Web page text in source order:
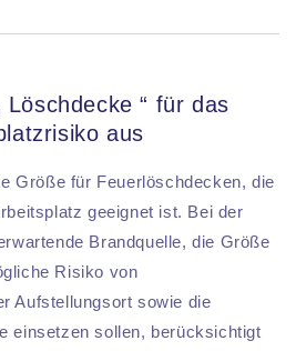
Löschdecke “ für das
aus
Größe für Feuerlöschdecken, die
geeignet ist. Bei der
Brandquelle, die Größe
Risiko von
Aufstellungsort sowie die
einsetzen sollen, berücksichtigt